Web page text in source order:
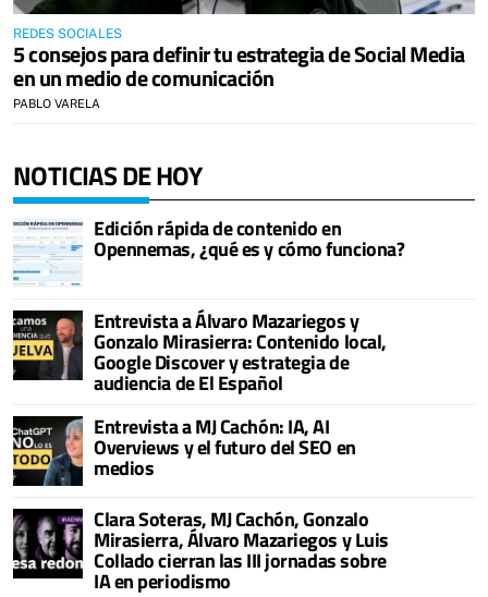
REDES SOCIALES
5 consejos para definir tu estrategia de Social Media
en un medio de comunicación
PABLO VARELA
NOTICIAS DE HOY
Edición rápida de contenido en
Opennemas, ¿qué es y cómo funciona?
Entrevista a Álvaro Mazariegos y
Gonzalo Mirasierra: Contenido local,
Google Discover y estrategia de
audiencia de El Español
Entrevista a MJ Cachón: IA, AI
Overviews y el futuro del SEO en
medios
Clara Soteras, MJ Cachón, Gonzalo
Mirasierra, Álvaro Mazariegos y Luis
Collado cierran las III jornadas sobre
IA en periodismo